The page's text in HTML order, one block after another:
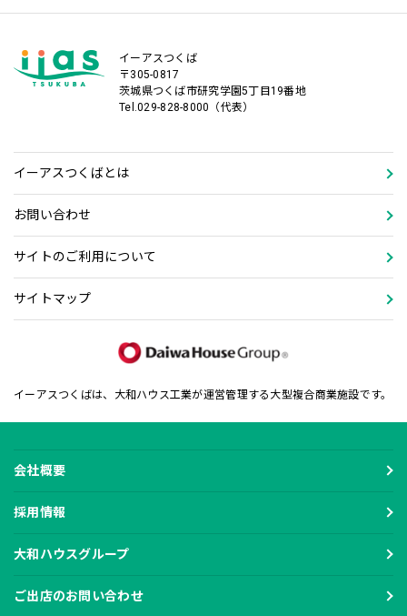
イーアスつくば
〒305-0817
茨城県つくば市研究学園5丁目19番地
Tel.029-828-8000（代表）
イーアスつくばとは
お問い合わせ
サイトのご利用について
サイトマップ
イーアスつくばは、大和ハウス工業が運営管理する大型複合商業施設です。
会社概要
採用情報
大和ハウスグループ
ご出店のお問い合わせ